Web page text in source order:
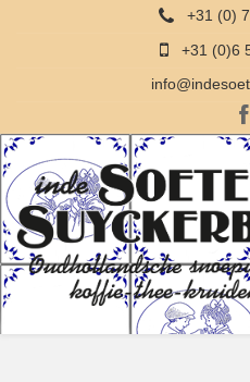
+31 (0)
+31 (0)6